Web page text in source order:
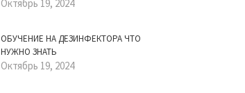
Октябрь 19, 2024
ОБУЧЕНИЕ НА ДЕЗИНФЕКТОРА ЧТО
НУЖНО ЗНАТЬ
Октябрь 19, 2024